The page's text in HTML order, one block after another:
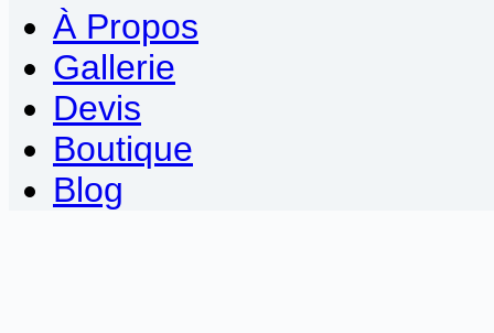
À Propos
Gallerie
Devis
Boutique
Blog